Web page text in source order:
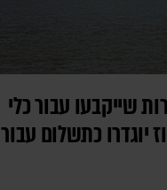
שייקבעו עבור כלי
יוגדרו כתשלום עבור